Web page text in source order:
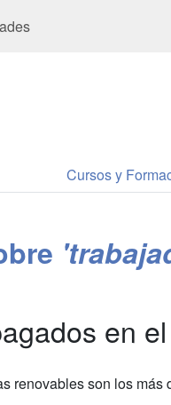
Cursos y
en
renovables son los